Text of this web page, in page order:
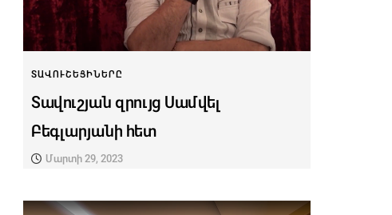
ՏԱՎՈՒՇԵՑԻՆԵՐԸ
Տավուշյան զրույց Սամվել
Բեգլարյանի հետ
Մարտի 29, 2023